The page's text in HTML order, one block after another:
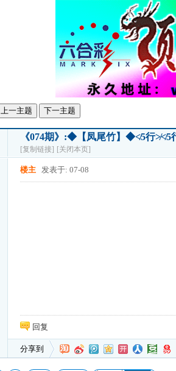
上一主题 下一主题
《074期》:◆【凤尾竹】◆≮5行
[复制链接] [关闭本页]
楼主 发表于: 07-08
回复
分享到